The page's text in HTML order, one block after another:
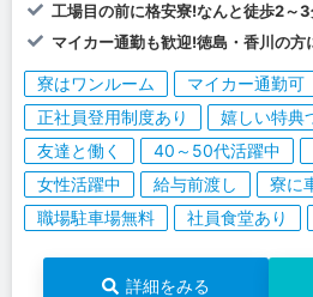
工場目の前に格安寮!なんと徒歩2～
マイカー通勤も歓迎!徳島・香川の方
寮はワンルーム マイカー通勤可
正社員登用制度あり
嬉しい特典
友達と働く
40～50代活躍中
女性活躍中
給与前渡し
寮に
職場駐車場無料
社員食堂あり
詳細をみる